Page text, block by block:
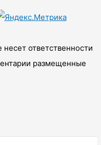
ответственности
размещенные